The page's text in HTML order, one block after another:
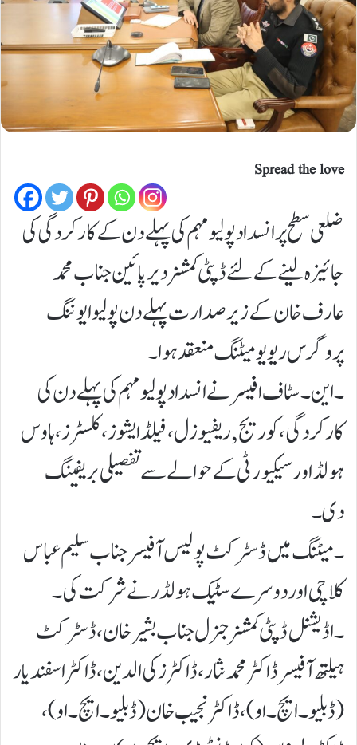
Spread the love
ضلعی سطح پر انسداد پولیو مہم کی پہلے دن کے کارکردگی کی
جائیزہ لینے کے لئے ڈپٹی کمشنر دیر پائین جناب محمد
عارف خان کے زیر صدارت پہلے دن پولیو ایوننگ
پروگرس ریویو میٹنگ منعقد ہوا۔
۔ این۔سٹاف افیسر نے انسداد پولیو مہم کی پہلے دن کی
کارکردگی،کوریج,ریفیوزل ، فیلڈ ایشوز، کلسٹرز، ہاوس
ہولڈ اور سیکیورٹی کے حوالے سے تفصیلی بریفینگ
دی۔
۔ میٹنگ میں ڈسٹرکٹ پولیس آفیسر جناب سلیم عباس
کلاچی اور دوسرے سٹیک ہولڈر نے شرکت کی۔
۔ اڈیشنل ڈپٹی کمشنر جنرل جناب بشیر خان ، ڈسٹرکٹ
ہیلتھ آفیسر ڈاکٹر محمد نثار ، ڈاکٹر زکی الدین، ڈاکٹر اسفندیار
(ڈبلیو۔ایچ۔او) ، ڈاکٹر نجیب خان (ڈبلیو۔ ایچ۔او) ،